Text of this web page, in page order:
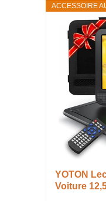
ACCESSOIRE
YOTON
Voiture